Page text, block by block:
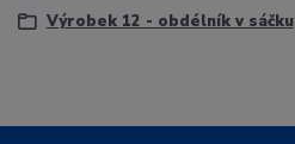
Výrobek 12 - obdélník v sáčku